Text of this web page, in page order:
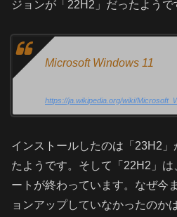
ジョンが「22H2」だったようで
Microsoft Windows 11
https://ja.wikipedia.org/wiki/
インストールしたのは「23H2
たようです。そして「22H2」
ートが終わっています。なぜ今
ョンアップしていなかったのか